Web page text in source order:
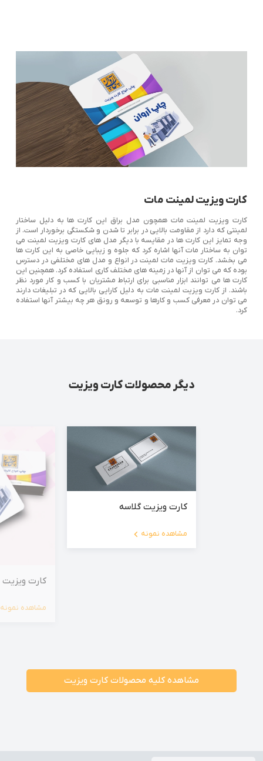
کارت ویزیت لمینت مات
کارت ویزیت لمینت مات همچون مدل براق این کارت ها به دلیل ساختار
لمینتی که دارد از مقاومت بالایی در برابر تا شدن و شکستگی برخوردار است. از
وجه تمایز این کارت ها در مقایسه با دیگر مدل های کارت ویزیت لمینت می
توان به ساختار مات آنها اشاره کرد که جلوه و زیبایی خاصی به این کارت ها
می بخشد. کارت ویزیت مات لمینت در انواع و مدل های مختلفی در دسترس
بوده که می توان از آنها در زمینه های مختلف کاری استفاده کرد. همچنین این
کارت ها می توانند ابزار مناسبی برای ارتباط مشتریان با کسب و کار مورد نظر
باشند. از کارت ویزیت لمینت مات به دلیل کارایی بالایی که در تبلیغات دارند
می توان در معرفی کسب و کارها و توسعه و رونق هر چه بیشتر آنها استفاده
کرد.
دیگر محصولات کارت ویزیت
کارت ویزیت گلاسه
مشاهده نمونه
کارت ویزیت
مشاهده نمونه
مشاهده کلیه محصولات کارت ویزیت